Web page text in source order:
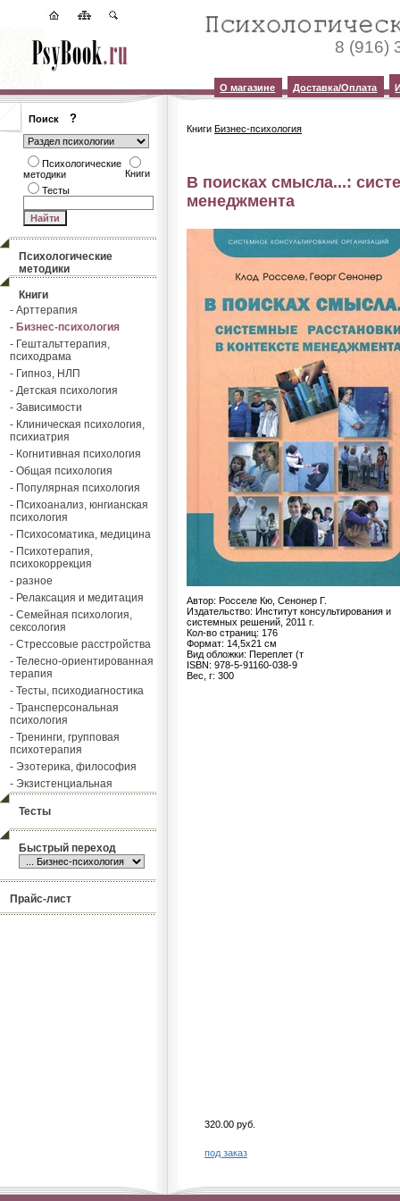
8 (916)
О магазине Доставка/Оплата
Поиск ?
Психологические
методики
Книги
Тесты
Психологические
методики
Книги
- Арттерапия
- Бизнес-психология
- Гештальттерапия,
психодрама
- Гипноз, НЛП
- Детская психология
- Зависимости
- Клиническая психология,
психиатрия
- Когнитивная психология
- Общая психология
- Популярная психология
- Психоанализ, юнгианская
психология
- Психосоматика, медицина
- Психотерапия,
психокоррекция
- разное
- Релаксация и медитация
- Семейная психология,
сексология
- Стрессовые расстройства
- Телесно-ориентированная
терапия
- Тесты, психодиагностика
- Трансперсональная
психология
- Тренинги, групповая
психотерапия
- Эзотерика, философия
- Экзистенциальная
Тесты
Быстрый переход
Прайс-лист
Книги Бизнес-психология
В поисках смысла...:
менеджмента
Автор: Росселе Кю, Сенонер Г.
Издательство: Институт консультирования и
системных решений, 2011 г.
Кол-во страниц: 176
Формат: 14,5х21 см
Вид обложки: Переплет (т
ISBN: 978-5-91160-038-9
Вес, г: 300
320.00 руб.
под заказ